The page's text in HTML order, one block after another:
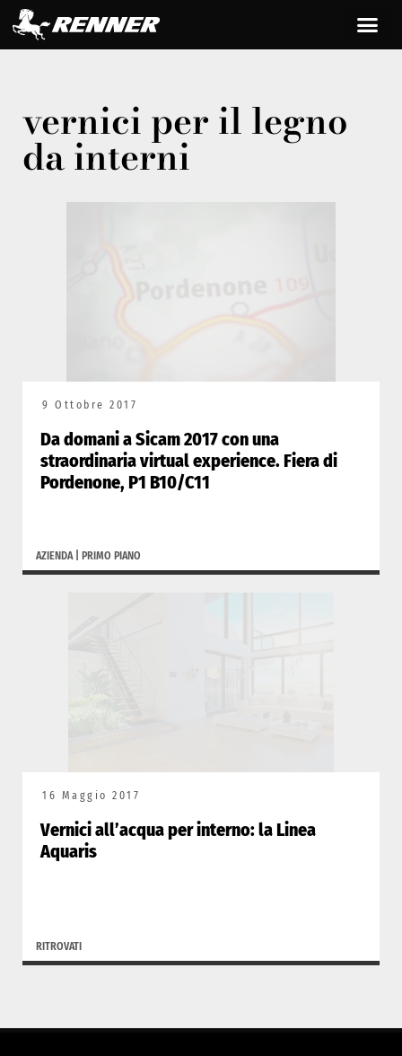
vernici per il legno
da interni
9 Ottobre 2017
Da domani a Sicam 2017 con una
straordinaria virtual experience. Fiera di
Pordenone, P1 B10/C11
AZIENDA| PRIMO PIANO
16 Maggio 2017
Vernici all’acqua per interno: la Linea
Aquaris
RITROVATI